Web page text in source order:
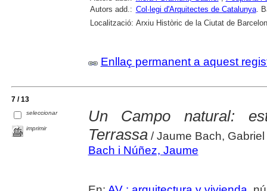
Autors add.: Col·legi d'Arquitectes de Catalunya.
Localització: Arxiu Històric de la Ciutat de
Enllaç permanent a aquest
7 / 13
seleccionar
imprimir
Un Campo natural:
Terrassa/ Jaume Bach, Gabriel
Bach i Núñez, Jaume